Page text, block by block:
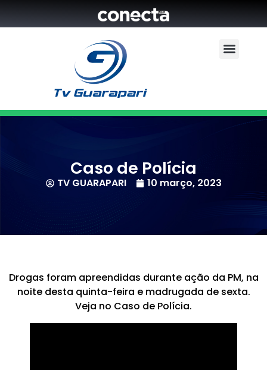
Caso de Polícia
TV GUARAPARI 10 março, 2023
Drogas foram apreendidas durante ação da PM, na
noite desta quinta-feira e madrugada de sexta.
Veja no Caso de Polícia.